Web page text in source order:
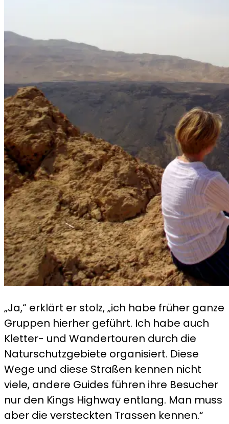
„Ja,“ erklärt er stolz, „ich habe früher ganze
Gruppen hierher geführt. Ich habe auch
Kletter- und Wandertouren durch die
Naturschutzgebiete organisiert. Diese
Wege und diese Straßen kennen nicht
viele, andere Guides führen ihre Besucher
nur den Kings Highway entlang. Man muss
aber die versteckten Trassen kennen.“